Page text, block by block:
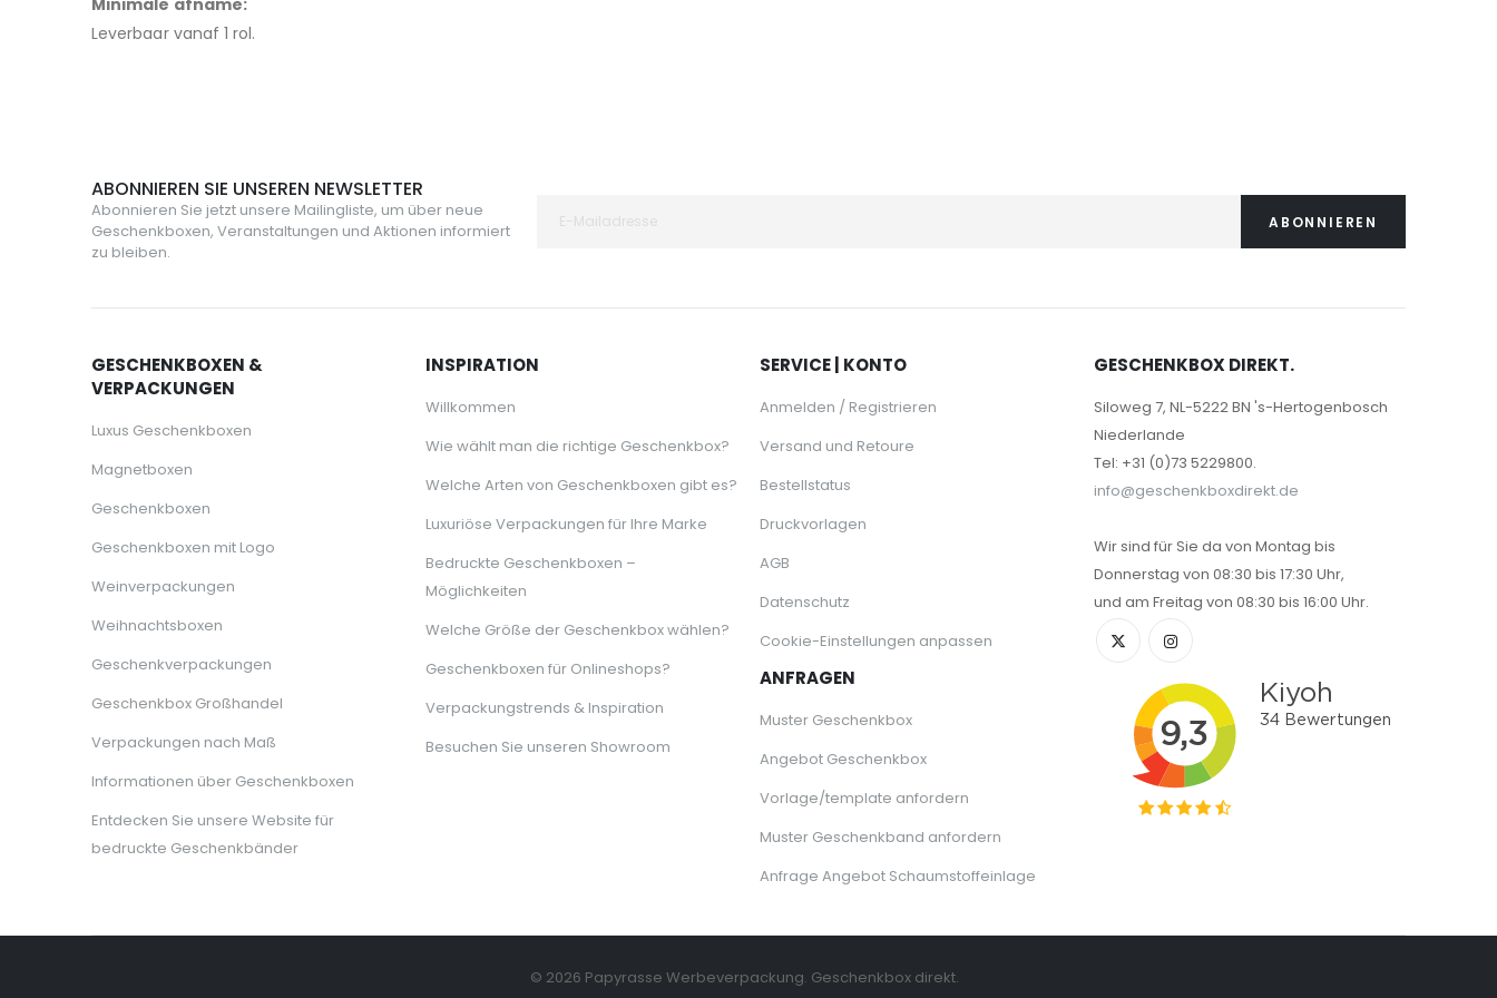
Minimale afname:
Leverbaar vanaf 1 rol.
ABONNIEREN SIE UNSEREN NEWSLETTER
Abonnieren Sie jetzt unsere Mailingliste, um über neue
Geschenkboxen, Veranstaltungen und Aktionen informiert
zu bleiben.
ABONNIEREN
GESCHENKBOXEN &
VERPACKUNGEN
Luxus Geschenkboxen
Magnetboxen
Geschenkboxen
Geschenkboxen mit Logo
Weinverpackungen
Weihnachtsboxen
Geschenkverpackungen
Geschenkbox Großhandel
Verpackungen nach Maß
Informationen über Geschenkboxen
Entdecken Sie unsere Website für
bedruckte Geschenkbänder
INSPIRATION
Willkommen
Wie wählt man die richtige Geschenkbox?
Welche Arten von Geschenkboxen gibt es?
Luxuriöse Verpackungen für Ihre Marke
Bedruckte Geschenkboxen –
Möglichkeiten
Welche Größe der Geschenkbox wählen?
Geschenkboxen für Onlineshops?
Verpackungstrends & Inspiration
Besuchen Sie unseren Showroom
SERVICE | KONTO
Anmelden / Registrieren
Versand und Retoure
Bestellstatus
Druckvorlagen
AGB
Datenschutz
Cookie-Einstellungen anpassen
ANFRAGEN
Muster Geschenkbox
Angebot Geschenkbox
Vorlage/template anfordern
Muster Geschenkband anfordern
Anfrage Angebot Schaumstoffeinlage
GESCHENKBOX DIREKT.
Siloweg 7, NL-5222 BN 's-Hertogenbosch
Niederlande
Tel: +31 (0)73 5229800.
info@geschenkboxdirekt.de
Wir sind für Sie da von Montag bis
Donnerstag von 08:30 bis 17:30 Uhr,
und am Freitag von 08:30 bis 16:00 Uhr.
© 2026 Papyrasse Werbeverpackung. Geschenkbox direkt.